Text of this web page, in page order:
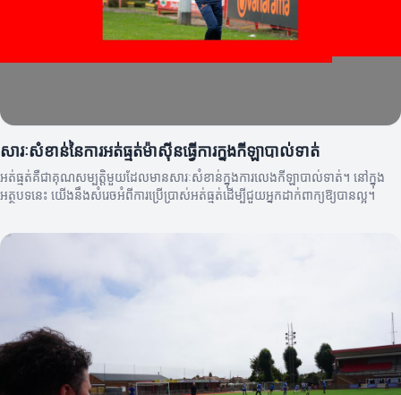
សារៈសំខាន់នៃការអត់ធ្មត់ម៉ាស៊ីនធ្វើការក្នុងកីឡាបាល់ទាត់
អត់ធ្មត់គឺជាគុណសម្បត្តិមួយដែលមានសារៈសំខាន់ក្នុងការលេងកីឡាបាល់ទាត់។ នៅក្នុង
អត្ថបទនេះ យើងនឹងសំរេចអំពីការប្រើប្រាស់អត់ធ្មត់ដើម្បីជួយអ្នកដាក់ពាក្យឱ្យបានល្អ។